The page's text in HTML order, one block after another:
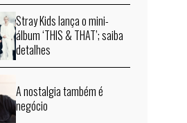
Stray Kids lança o mini-
álbum ‘THIS & THAT’; saiba
detalhes
A nostalgia também é
negócio